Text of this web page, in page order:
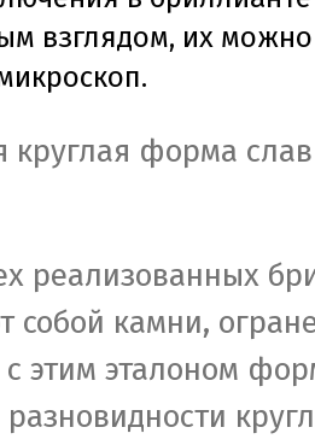
взглядом, их можно
круглая форма
реализованных
собой камни,
с этим эталоном
разновидности